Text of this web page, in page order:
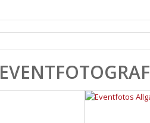
EVENTFOTOGRAF